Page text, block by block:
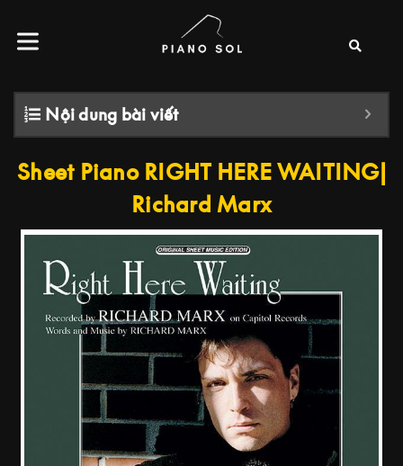
Nội dung bài viết
Sheet Piano RIGHT HERE WAITING|
Richard Marx